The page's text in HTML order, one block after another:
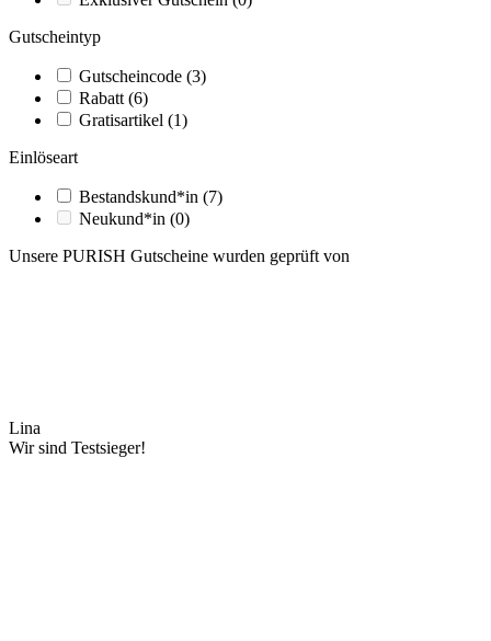
Gutscheintyp
Gutscheincode (3)
Rabatt (6)
Gratisartikel (1)
Einlöseart
Bestandskund*in (7)
Neukund*in (0)
Unsere PURISH Gutscheine wurden geprüft von
Lina
Wir sind Testsieger!